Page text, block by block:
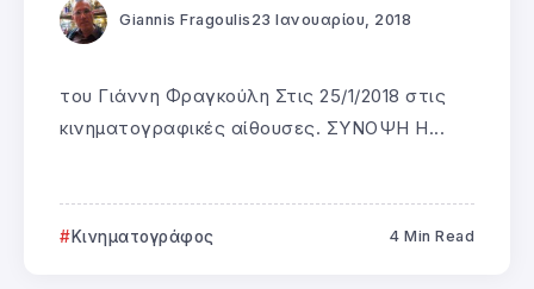
Giannis Fragoulis 23 Ιανουαρίου, 2018
του Γιάννη Φραγκούλη Στις 25/1/2018 στις
κινηματογραφικές αίθουσες. ΣΥΝΟΨΗ Η...
Κινηματογράφος 4 Min Read